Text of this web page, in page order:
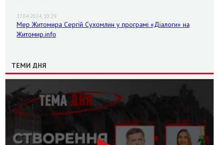
17.04.2024, 10:29
Мер Житомира Сергій Сухомлин у програмі «Діалоги» на
Житомир.info
ТЕМИ ДНЯ